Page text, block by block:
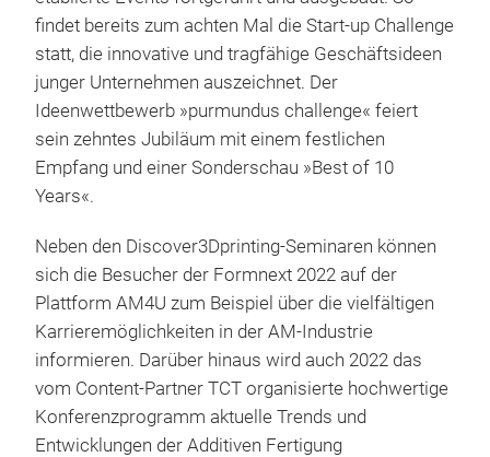
findet bereits zum achten Mal die Start-up Challenge
statt, die innovative und tragfähige Geschäftsideen
junger Unternehmen auszeichnet. Der
Ideenwettbewerb »purmundus challenge« feiert
sein zehntes Jubiläum mit einem festlichen
Empfang und einer Sonderschau »Best of 10
Years«.
Neben den Discover3Dprinting-Seminaren können
sich die Besucher der Formnext 2022 auf der
Plattform AM4U zum Beispiel über die vielfältigen
Karrieremöglichkeiten in der AM-Industrie
informieren. Darüber hinaus wird auch 2022 das
vom Content-Partner TCT organisierte hochwertige
Konferenzprogramm aktuelle Trends und
Entwicklungen der Additiven Fertigung